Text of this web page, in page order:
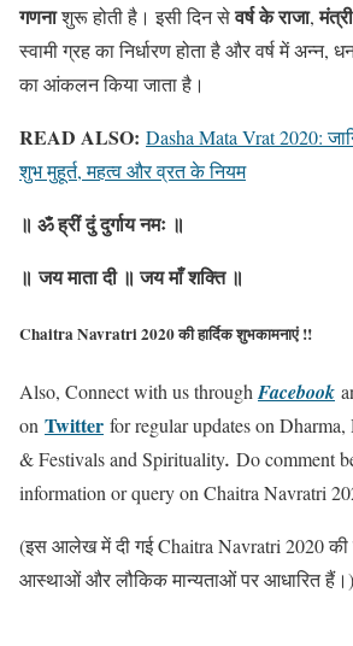
गणनाशुरू होती है। इसी द‌िन सेवर्ष के राजा,मंत्री
स्वामी ग्रह का न‌िर्धारण होता है और वर्ष में अन्न,
का आंकलन क‌िया जाता है।
READ ALSO: Dasha Mata Vrat 2020:
शुभ मुहूर्त, महत्व और व्रत के नियम
॥ ॐ ह्रीं दुं दुर्गाय नमः ॥
॥ जय माता दी ॥ जय माँ शक्ति ॥
Chaitra Navratri 2020 की हार्दिक शुभकामनाएं !!
Also, Connect with us through Facebook
on Twitter for regular updates on
& Festivals and Spirituality. Do comment
information or query on Chaitra Navratri
(इस आलेख में दी गई Chaitra Navratri 2020 की
आस्थाओं और लौकिक मान्यताओं पर आधारित हैं।)